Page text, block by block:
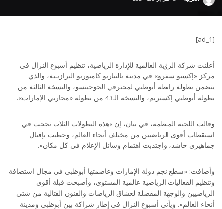
[ad_1]
أعلنت شركة الرؤية العالمية للإدارة الرياضية، تنظيم أسبوع النزال في
مركز «إكسبو سنترو» في مدينة بالنياريو كامبوريو البرازيلية، والذي
يتضمن بطولة رابطة أبوظبي لمحترفي الجوجيتسو، والنسخة الثالثة من
بطولة أبوظبي إكستريم، والنسخة الـ43 من بطولة «محاربي الإمارات».
وقالت اللجنة المنظمة، في بيان، إن «هذه البطولات الثلاث نجحت في
استقطاب أقوى الرياضيين من مختلف أنحاء العالم، وحظيت بإقبال
جماهيري حاشد، واجتذبت اهتمام وسائل الإعلام في كل مكان».
وأضافت: «سطع نجم دولة الإمارات وعاصمتها أبوظبي في مجال استضافة
وتنظيم الفعاليات الرياضية عالمية المستوى، وأصبحت قبلة أقوى
الرياضيين والوجهة المفضلة لعشاق الرياضات والفنون القتالية من شتى
أنحاء العالم». ويأتي أسبوع النزال في إطار شراكة بين أبوظبي ومدينة